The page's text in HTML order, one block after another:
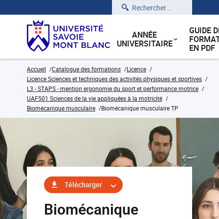
Rechercher
ANNÉE
UNIVERSITAIRE
GUIDE
EN PDF
Accueil Catalogue des formations
Licence
Licence Sciences et techniques des activités physiques et sportives
L3 - STAPS - mention ergonomie du sport et performance motrice
UAF501 Sciences de la vie appliquées à la motricité
Biomécanique musculaire
Biomécanique musculaire TP
Télécharger
Biomécanique